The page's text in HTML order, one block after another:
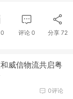
0 评论 0 分享 72
威信物流共启粤
0评论